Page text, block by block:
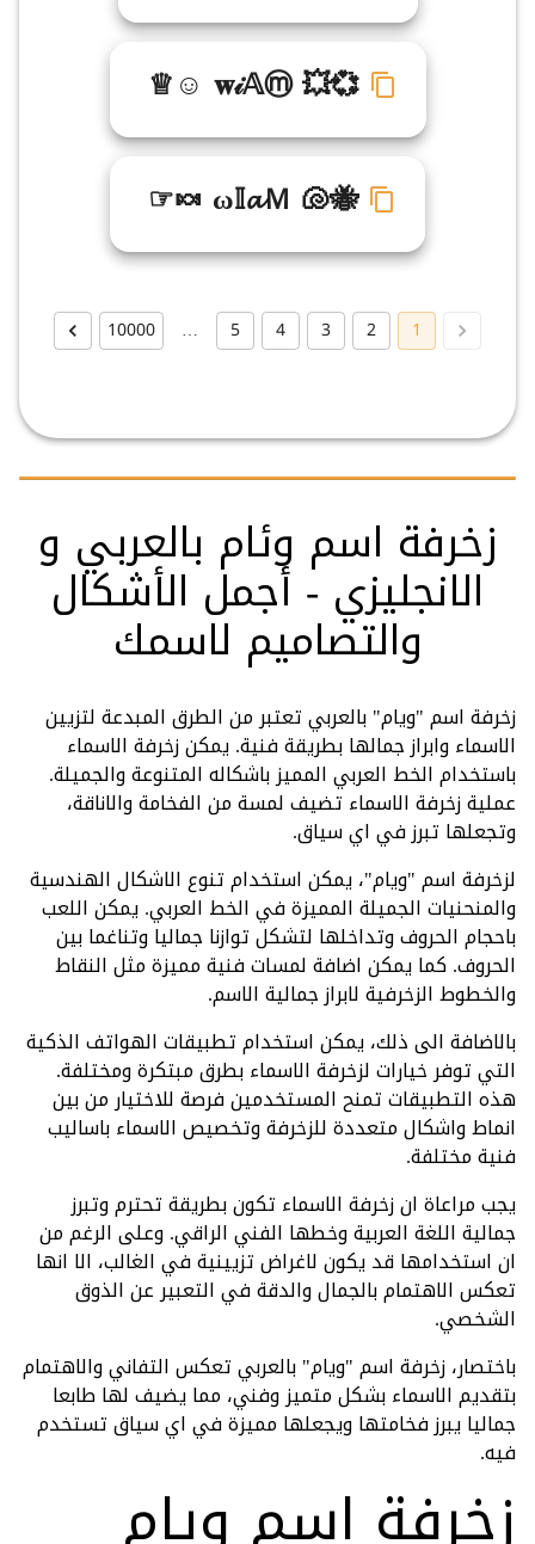
♕☺ 𝐰𝒾𝔸ⓜ 💥💞
☞🍬 ω𝕀𝓪Ｍ 🐚🐝
1
2
3
4
5
…
10000
زخرفة اسم وئام بالعربي و
الانجليزي - أجمل الأشكال
والتصاميم لاسمك
زخرفة اسم "ويام" بالعربي تعتبر من الطرق المبدعة لتزيين
الاسماء وابراز جمالها بطريقة فنية. يمكن زخرفة الاسماء
باستخدام الخط العربي المميز باشكاله المتنوعة والجميلة.
عملية زخرفة الاسماء تضيف لمسة من الفخامة والاناقة،
وتجعلها تبرز في اي سياق.
لزخرفة اسم "ويام"، يمكن استخدام تنوع الاشكال الهندسية
والمنحنيات الجميلة المميزة في الخط العربي. يمكن اللعب
باحجام الحروف وتداخلها لتشكل توازنا جماليا وتناغما بين
الحروف. كما يمكن اضافة لمسات فنية مميزة مثل النقاط
والخطوط الزخرفية لابراز جمالية الاسم.
بالاضافة الى ذلك، يمكن استخدام تطبيقات الهواتف الذكية
التي توفر خيارات لزخرفة الاسماء بطرق مبتكرة ومختلفة.
هذه التطبيقات تمنح المستخدمين فرصة للاختيار من بين
انماط واشكال متعددة للزخرفة وتخصيص الاسماء باساليب
فنية مختلفة.
يجب مراعاة ان زخرفة الاسماء تكون بطريقة تحترم وتبرز
جمالية اللغة العربية وخطها الفني الراقي. وعلى الرغم من
ان استخدامها قد يكون لاغراض تزيينية في الغالب، الا انها
تعكس الاهتمام بالجمال والدقة في التعبير عن الذوق
الشخصي.
باختصار، زخرفة اسم "ويام" بالعربي تعكس التفاني والاهتمام
بتقديم الاسماء بشكل متميز وفني، مما يضيف لها طابعا
جماليا يبرز فخامتها ويجعلها مميزة في اي سياق تستخدم
فيه.
زخرفة اسم ويام